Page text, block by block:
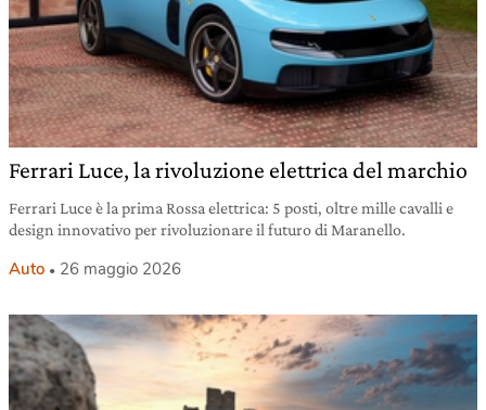
Ferrari Luce, la rivoluzione elettrica del marchio
Ferrari Luce è la prima Rossa elettrica: 5 posti, oltre mille cavalli e
design innovativo per rivoluzionare il futuro di Maranello.
Auto 26 maggio 2026